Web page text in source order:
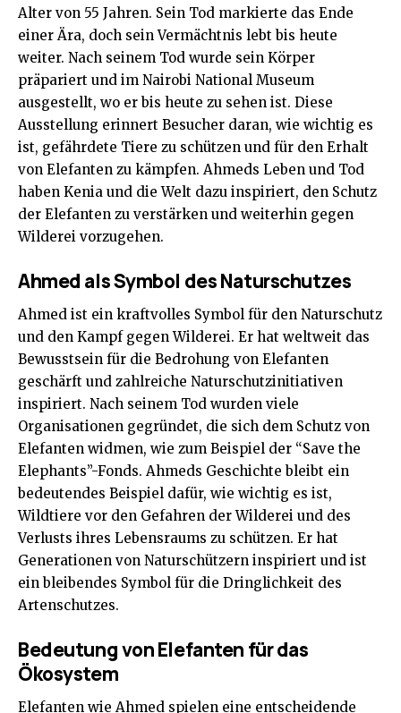
Alter von 55 Jahren. Sein Tod markierte das Ende
einer Ära, doch sein Vermächtnis lebt bis heute
weiter. Nach seinem Tod wurde sein Körper
präpariert und im Nairobi National Museum
ausgestellt, wo er bis heute zu sehen ist. Diese
Ausstellung erinnert Besucher daran, wie wichtig es
ist, gefährdete Tiere zu schützen und für den Erhalt
von Elefanten zu kämpfen. Ahmeds Leben und Tod
haben Kenia und die Welt dazu inspiriert, den Schutz
der Elefanten zu verstärken und weiterhin gegen
Wilderei vorzugehen.
Ahmed als Symbol des Naturschutzes
Ahmed ist ein kraftvolles Symbol für den Naturschutz
und den Kampf gegen Wilderei. Er hat weltweit das
Bewusstsein für die Bedrohung von Elefanten
geschärft und zahlreiche Naturschutzinitiativen
inspiriert. Nach seinem Tod wurden viele
Organisationen gegründet, die sich dem Schutz von
Elefanten widmen, wie zum Beispiel der “Save the
Elephants”-Fonds. Ahmeds Geschichte bleibt ein
bedeutendes Beispiel dafür, wie wichtig es ist,
Wildtiere vor den Gefahren der Wilderei und des
Verlusts ihres Lebensraums zu schützen. Er hat
Generationen von Naturschützern inspiriert und ist
ein bleibendes Symbol für die Dringlichkeit des
Artenschutzes.
Bedeutung von Elefanten für das
Ökosystem
Elefanten wie Ahmed spielen eine entscheidende